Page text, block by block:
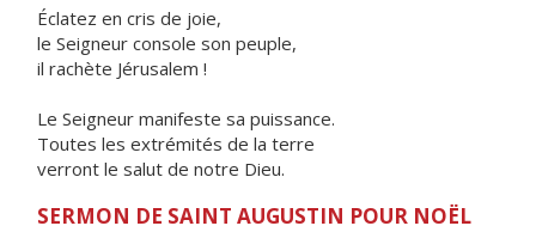
Éclatez en cris de joie,
le Seigneur console son peuple,
il rachète Jérusalem !
Le Seigneur manifeste sa puissance.
Toutes les extrémités de la terre
verront le salut de notre Dieu.
SERMON DE SAINT AUGUSTIN POUR NOËL